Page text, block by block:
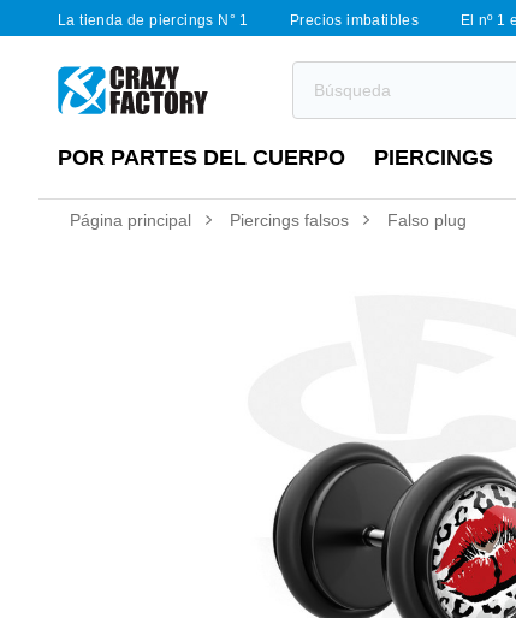
La tienda de piercings N° 1 Precios imbatibles El nº 1
POR PARTES DEL CUERPO PIERCINGS
Página principal Piercings falsos Falso plug